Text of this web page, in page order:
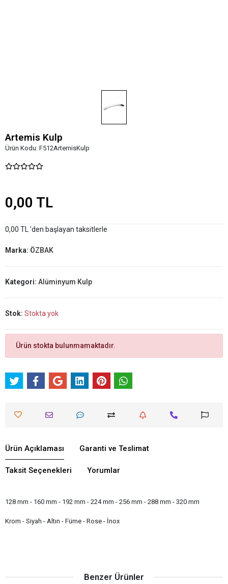
Artemis Kulp
Ürün Kodu: F512ArtemisKulp
0,00 TL
0,00 TL 'den başlayan taksitlerle
Marka: ÖZBAK
Kategori: Alüminyum Kulp
Stok: Stokta yok
Ürün stokta bulunmamaktadır.
Ürün Açıklaması Garanti ve Teslimat
Taksit Seçenekleri Yorumlar
128 mm - 160 mm - 192 mm - 224 mm - 256 mm - 288 mm - 320 mm
Krom - Siyah - Altın - Füme - Rose - İnox
Benzer Ürünler